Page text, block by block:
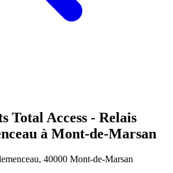
Total Access - Relais
à Mont-de-Marsan
40000 Mont-de-Marsan